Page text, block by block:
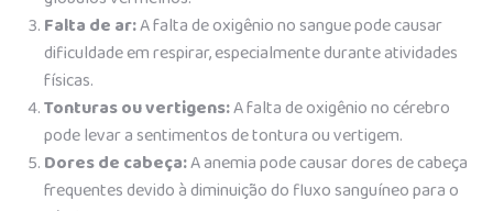
Falta de ar:A falta de oxigênio no sangue pode causar
dificuldade em respirar, especialmente durante atividades
físicas.
Tonturas ou vertigens:A falta de oxigênio no cérebro
pode levar a sentimentos de tontura ou vertigem.
Dores de cabeça:A anemia pode causar dores de cabeça
frequentes devido à diminuição do fluxo sanguíneo para o